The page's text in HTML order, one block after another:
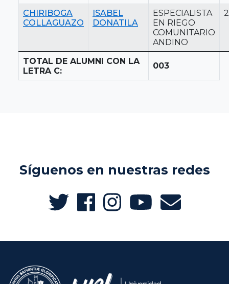
CHIRIBOGA
COLLAGUAZO
ISABEL
DONATILA
ESPECIALISTA
EN RIEGO
COMUNITARIO
ANDINO
TOTAL DE ALUMNI CON LA
LETRA C:
003
Síguenos en nuestras redes